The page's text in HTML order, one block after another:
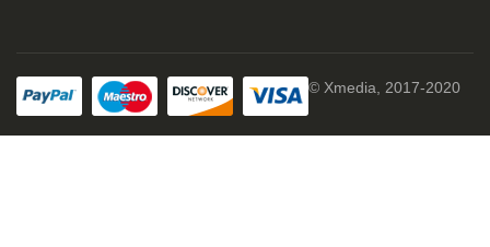
© Xmedia, 2017-2020